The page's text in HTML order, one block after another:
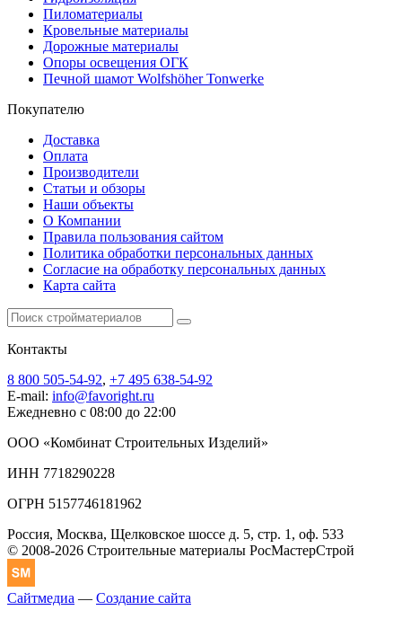
Пиломатериалы
Кровельные материалы
Дорожные материалы
Опоры освещения ОГК
Печной шамот Wolfshöher Tonwerke
Покупателю
Доставка
Оплата
Производители
Статьи и обзоры
Наши объекты
О Компании
Правила пользования сайтом
Политика обработки персональных данных
Согласие на обработку персональных данных
Карта сайта
Контакты
8 800 505-54-92, +7 495 638-54-92
E-mail: info@favoright.ru
Ежедневно с 08:00 до 22:00
ООО «Комбинат Строительных Изделий»
ИНН 7718290228
ОГРН 5157746181962
Россия, Москва, Щелковское шоссе д. 5, стр. 1, оф. 533
© 2008-2026 Строительные материалы РосМастерСтрой
Сайтмедиа — Создание сайта